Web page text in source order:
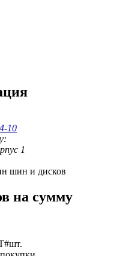
10
1
шин и дисков
на сумму
шт.